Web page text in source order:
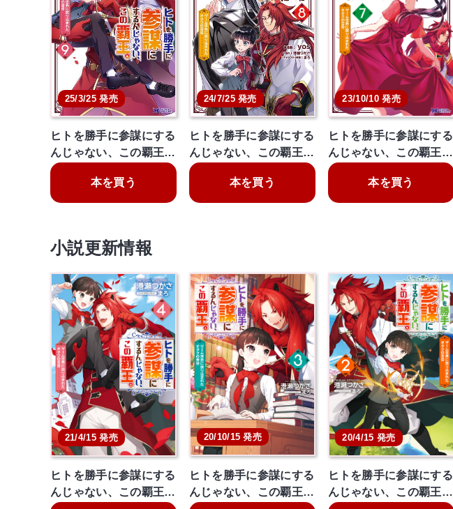
25/3/25 発売
ヒトを勝手に参謀にする
んじゃない、この覇王…
本を買う
24/7/25 発売
ヒトを勝手に参謀にする
んじゃない、この覇王…
本を買う
23/10/10 発売
ヒトを勝手に参謀にする
んじゃない、この覇王…
本を買う
小説更新情報
21/4/15 発売
ヒトを勝手に参謀にする
んじゃない、この覇王…
20/10/15 発売
ヒトを勝手に参謀にする
んじゃない、この覇王…
20/4/15 発売
ヒトを勝手に参謀にする
んじゃない、この覇王…